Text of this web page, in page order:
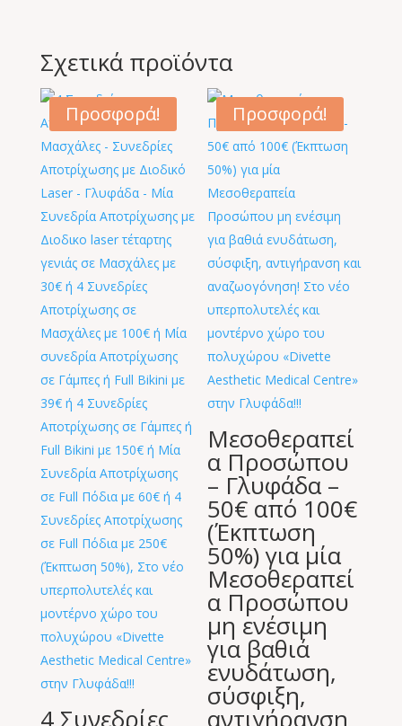
Σχετικά προϊόντα
Προσφορά!
4 Συνεδρίες
Προσφορά!
Μεσοθεραπεί
α Προσώπου
– Γλυφάδα –
50€ από 100€
(Έκπτωση
50%) για μία
Μεσοθεραπεί
α Προσώπου
μη ενέσιμη
για βαθιά
ενυδάτωση,
σύσφιξη,
αντιγήρανση